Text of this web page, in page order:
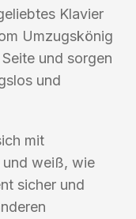
Klavier
Umzugskönig
und sorgen
und
mit
und weiß, wie
sicher und